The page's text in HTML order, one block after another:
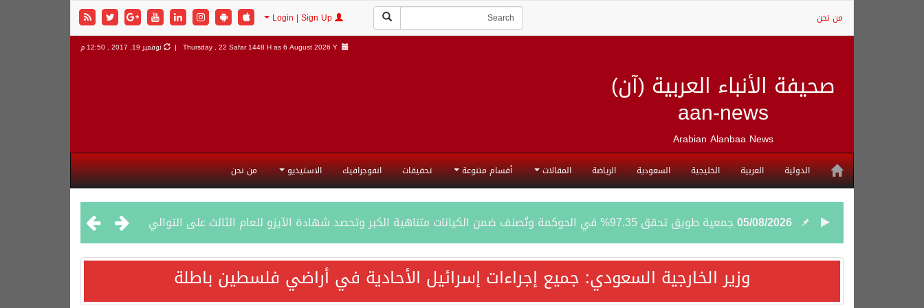
من نحن
صحيفة الأنباء العربية (آن)
aan-news
Arabian Alanbaa News
Thursday , 22 Safar 1448 H as6 August 2026 Y | نوفمبر 19, 2017 , 12:50 م
الدولية العربية الخليجية السعودية الرياضة المقالات أقسام متنوعة تحقيقات انفوجرافيك الاستيديو من نحن
05/08/2026جمعية طويق تحقق 97.35% في الحوكمة وتُصنف ضمن الكيانات متناهية الكبر وتحصد شهادة الآيزو للعام الثالث على التوالي
04/08/2026“الفرصة الأخيرة”.. ترامب: المحادثات مع إيران جارية الآن
وزير الخارجية السعودي: جميع إجراءات إسرائيل الأحادية في أراضي فلسطين باطلة